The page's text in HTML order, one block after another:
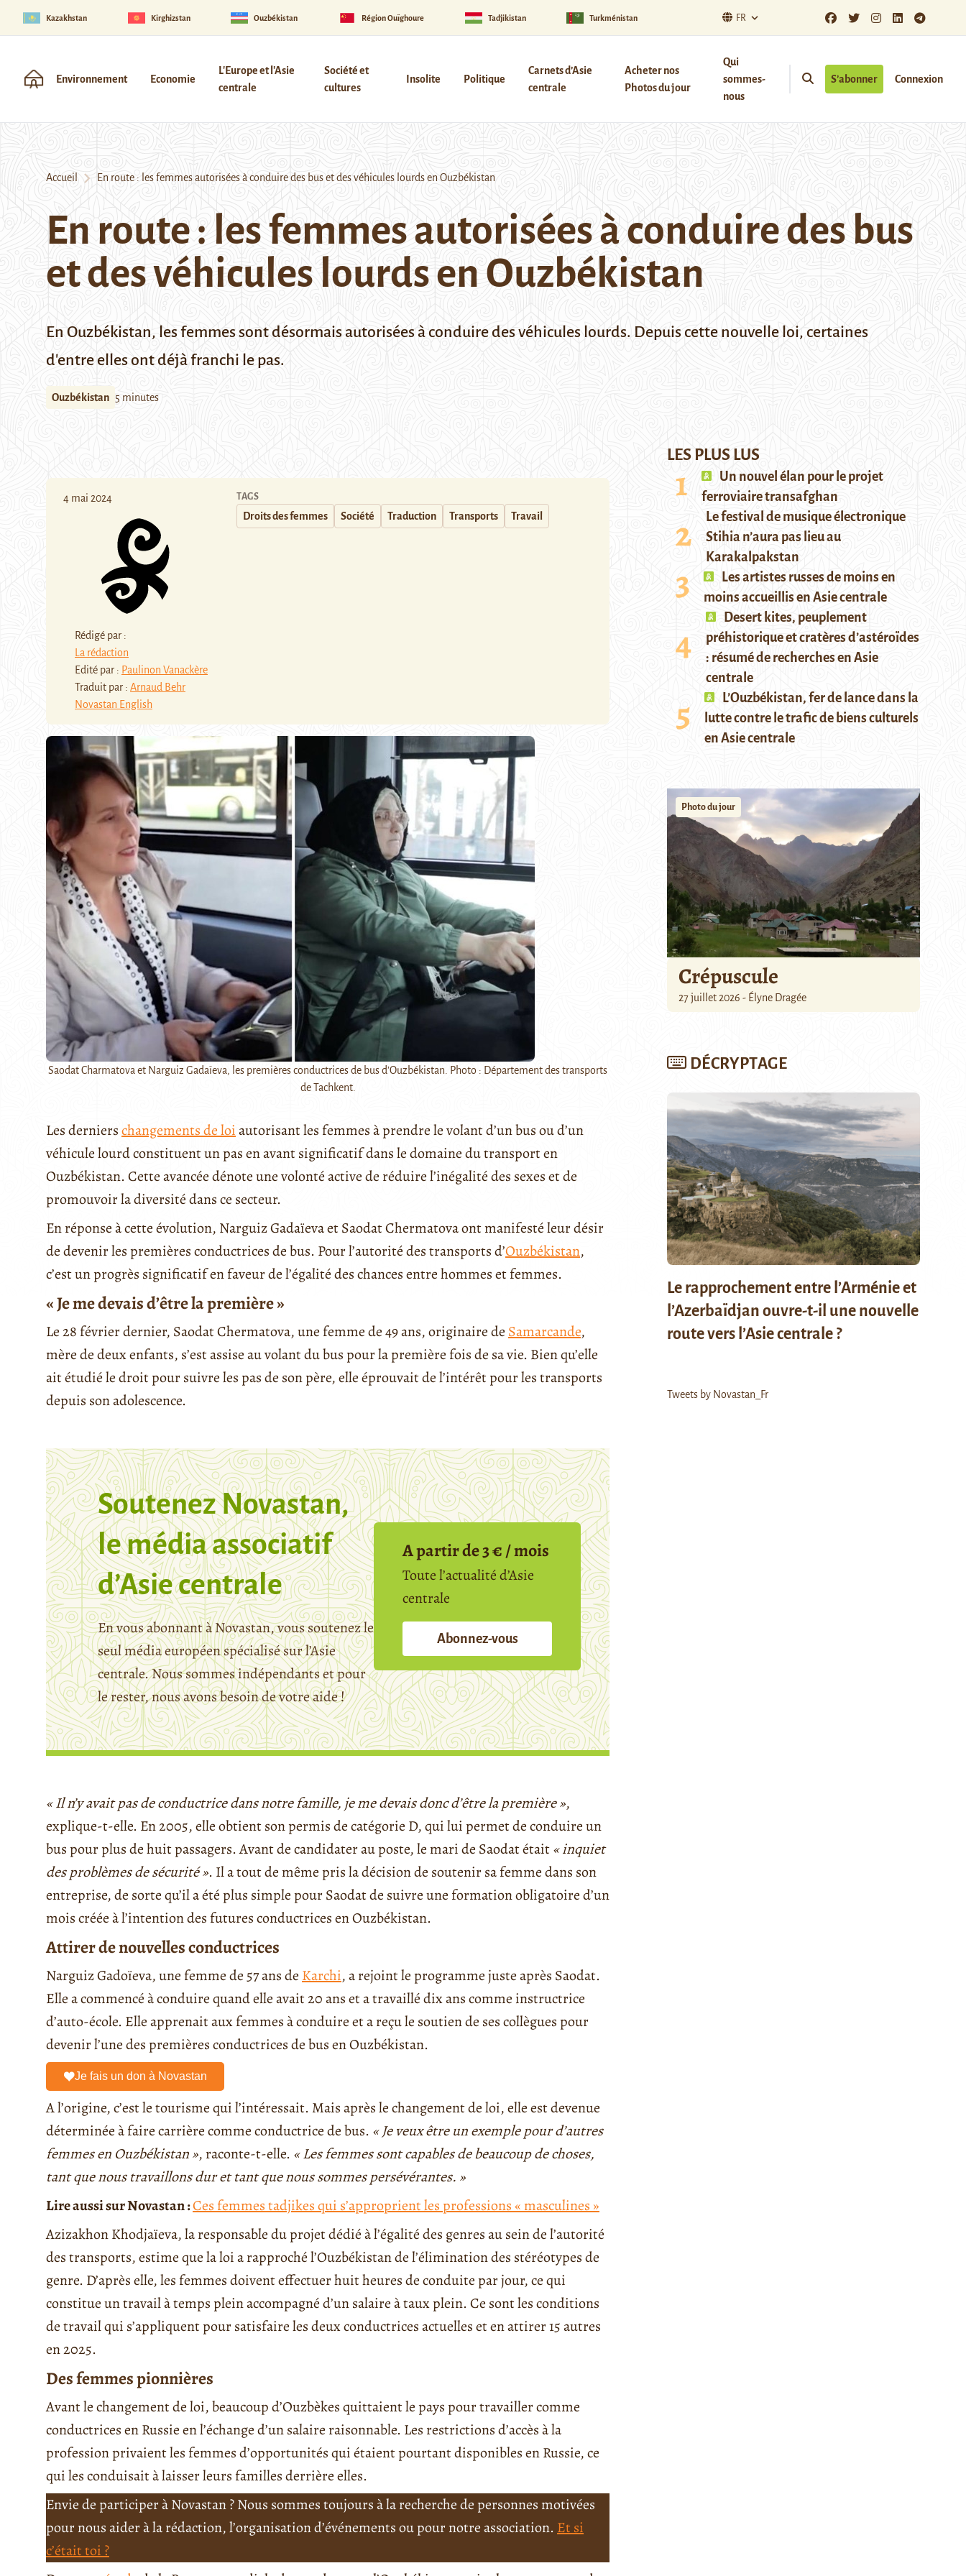
Kazakhstan Kirghizstan Ouzbékistan Région Ouïghoure Tadjikistan Turkménistan FR
Environnement Economie
L'Europe et l'Asie
centrale
Société et
cultures
Insolite Politique
Carnets d’Asie
centrale
Acheter nos
Photos du jour
Qui
sommes-
nous
S’abonner Connexion
Accueil En route : les femmes autorisées à conduire des bus et des véhicules lourds en Ouzbékistan
En route : les femmes autorisées à conduire des bus
et des véhicules lourds en Ouzbékistan
En Ouzbékistan, les femmes sont désormais autorisées à conduire des véhicules lourds. Depuis cette nouvelle loi, certaines
d'entre elles ont déjà franchi le pas.
Ouzbékistan 5 minutes
4 mai 2024
Rédigé par :
La rédaction
Edité par : Paulinon Vanackère
Traduit par : Arnaud Behr
Novastan English
TAGS
Droits des femmes Société Traduction Transports Travail
Saodat Charmatova et Narguiz Gadaïeva, les premières conductrices de bus d'Ouzbékistan. Photo : Département des transports
de Tachkent.
Les dernierschangements de loiautorisant les femmes à prendre le volant d’un bus ou d’un
véhicule lourd constituent un pas en avant significatif dans le domaine du transport en
Ouzbékistan. Cette avancée dénote une volonté active de réduire l’inégalité des sexes et de
promouvoir la diversité dans ce secteur.
En réponse à cette évolution, Narguiz Gadaïeva et Saodat Chermatova ont manifesté leur désir
de devenir les premières conductrices de bus. Pour l’autorité des transports d’Ouzbékistan,
c’est un progrès significatif en faveur de l’égalité des chances entre hommes et femmes.
« Je me devais d’être la première »
Le 28 février dernier, Saodat Chermatova, une femme de 49 ans, originaire de Samarcande,
mère de deux enfants, s’est assise au volant du bus pour la première fois de sa vie. Bien qu’elle
ait étudié le droit pour suivre les pas de son père, elle éprouvait de l’intérêt pour les transports
depuis son adolescence.
Soutenez Novastan,
le média associatif
d’Asie centrale
En vous abonnant à Novastan, vous soutenez le
seul média européen spécialisé sur l’Asie
centrale. Nous sommes indépendants et pour
le rester, nous avons besoin de votre aide !
A partir de 3 € / mois
Toute l’actualité d’Asie
centrale
Abonnez-vous
« Il n’y avait pas de conductrice dans notre famille, je me devais donc d’être la première »,
explique-t-elle. En 2005, elle obtient son permis de catégorie D, qui lui permet de conduire un
bus pour plus de huit passagers. Avant de candidater au poste, le mari de Saodat était« inquiet
des problèmes de sécurité ». Il a tout de même pris la décision de soutenir sa femme dans son
entreprise, de sorte qu’il a été plus simple pour Saodat de suivre une formation obligatoire d’un
mois créée à l’intention des futures conductrices en Ouzbékistan.
Attirer de nouvelles conductrices
Narguiz Gadoïeva, une femme de 57 ans de Karchi, a rejoint le programme juste après Saodat.
Elle a commencé à conduire quand elle avait 20 ans et a travaillé dix ans comme instructrice
d’auto-école. Elle apprenait aux femmes à conduire et a reçu le soutien de ses collègues pour
devenir l’une des premières conductrices de bus en Ouzbékistan.
Je fais un don à Novastan
A l’origine, c’est le tourisme qui l’intéressait. Mais après le changement de loi, elle est devenue
déterminée à faire carrière comme conductrice de bus. « Je veux être un exemple pour d’autres
femmes en Ouzbékistan », raconte-t-elle. « Les femmes sont capables de beaucoup de choses,
tant que nous travaillons dur et tant que nous sommes persévérantes. »
Lire aussi sur Novastan :Ces femmes tadjikes qui s’approprient les professions « masculines »
Azizakhon Khodjaïeva, la responsable du projet dédié à l’égalité des genres au sein de l’autorité
des transports, estime que la loi a rapproché l’Ouzbékistan de l’élimination des stéréotypes de
genre. D’après elle, les femmes doivent effectuer huit heures de conduite par jour, ce qui
constitue un travail à temps plein accompagné d’un salaire à taux plein. Ce sont les conditions
de travail qui s’appliquent pour satisfaire les deux conductrices actuelles et en attirer 15 autres
en 2025.
Des femmes pionnières
Avant le changement de loi, beaucoup d’Ouzbèkes quittaient le pays pour travailler comme
conductrices en Russie en l’échange d’un salaire raisonnable. Les restrictions d’accès à la
profession privaient les femmes d’opportunités qui étaient pourtant disponibles en Russie, ce
qui les conduisait à laisser leurs familles derrière elles.
Envie de participer à Novastan ? Nous sommes toujours à la recherche de personnes motivées
pour nous aider à la rédaction, l’organisation d’événements ou pour notre association. Et si
c’était toi ?
LES PLUS LUS
Un nouvel élan pour le projet
ferroviaire transafghan
Le festival de musique électronique
Stihia n’aura pas lieu au
Karakalpakstan
Les artistes russes de moins en
moins accueillis en Asie centrale
Desert kites, peuplement
préhistorique et cratères d’astéroïdes
: résumé de recherches en Asie
centrale
L’Ouzbékistan, fer de lance dans la
lutte contre le trafic de biens culturels
en Asie centrale
Photo du jour
Crépuscule
27 juillet 2026 - Élyne Dragée
DÉCRYPTAGE
Le rapprochement entre l’Arménie et
l’Azerbaïdjan ouvre-t-il une nouvelle
route vers l’Asie centrale ?
Tweets by Novastan_Fr